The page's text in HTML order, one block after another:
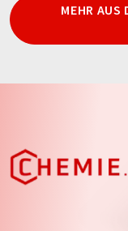
MEHR AUS